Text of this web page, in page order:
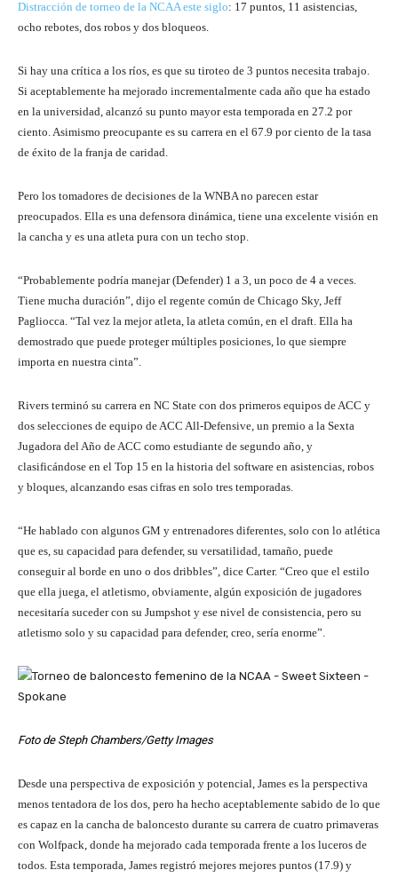
Distracción de torneo de la NCAA este siglo: 17 puntos, 11 asistencias,
ocho rebotes, dos robos y dos bloqueos.
Si hay una crítica a los ríos, es que su tiroteo de 3 puntos necesita trabajo.
Si aceptablemente ha mejorado incrementalmente cada año que ha estado
en la universidad, alcanzó su punto mayor esta temporada en 27.2 por
ciento. Asimismo preocupante es su carrera en el 67.9 por ciento de la tasa
de éxito de la franja de caridad.
Pero los tomadores de decisiones de la WNBA no parecen estar
preocupados. Ella es una defensora dinámica, tiene una excelente visión en
la cancha y es una atleta pura con un techo stop.
“Probablemente podría manejar (Defender) 1 a 3, un poco de 4 a veces.
Tiene mucha duración”, dijo el regente común de Chicago Sky, Jeff
Pagliocca. “Tal vez la mejor atleta, la atleta común, en el draft. Ella ha
demostrado que puede proteger múltiples posiciones, lo que siempre
importa en nuestra cinta”.
Rivers terminó su carrera en NC State con dos primeros equipos de ACC y
dos selecciones de equipo de ACC All-Defensive, un premio a la Sexta
Jugadora del Año de ACC como estudiante de segundo año, y
clasificándose en el Top 15 en la historia del software en asistencias, robos
y bloques, alcanzando esas cifras en solo tres temporadas.
“He hablado con algunos GM y entrenadores diferentes, solo con lo atlética
que es, su capacidad para defender, su versatilidad, tamaño, puede
conseguir al borde en uno o dos dribbles”, dice Carter. “Creo que el estilo
que ella juega, el atletismo, obviamente, algún exposición de jugadores
necesitaría suceder con su Jumpshot y ese nivel de consistencia, pero su
atletismo solo y su capacidad para defender, creo, sería enorme”.
Foto de Steph Chambers/Getty Images
Desde una perspectiva de exposición y potencial, James es la perspectiva
menos tentadora de los dos, pero ha hecho aceptablemente sabido de lo que
es capaz en la cancha de baloncesto durante su carrera de cuatro primaveras
con Wolfpack, donde ha mejorado cada temporada frente a los luceros de
todos. Esta temporada, James registró mejores mejores puntos (17.9) y